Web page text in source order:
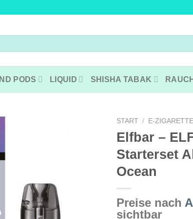
PODS LIQUID SHISHA TABAK
START / E-
Elfbar –
Starterset
Ocean
Preise nach
sichtbar